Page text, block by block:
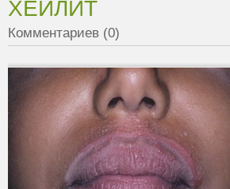
ХЕЙЛИТ
Комментариев (0)